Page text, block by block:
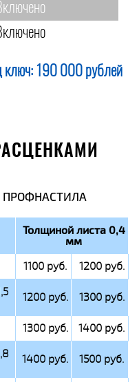
ключ: 190 000 рублей
Толщиной листа 0,4
мм
1100 руб.
1200 руб.
1200 руб. 1300 руб.
1300 руб.
1400 руб.
1400 руб. 1500 руб.